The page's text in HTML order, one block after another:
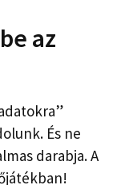
az
És ne
darabja. A